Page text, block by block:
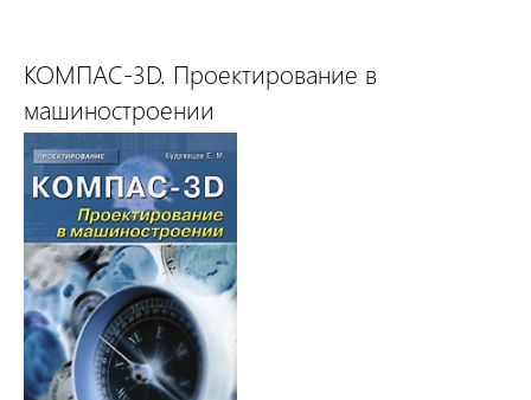
КОМПАС-3D. Проектирование в
машиностроении